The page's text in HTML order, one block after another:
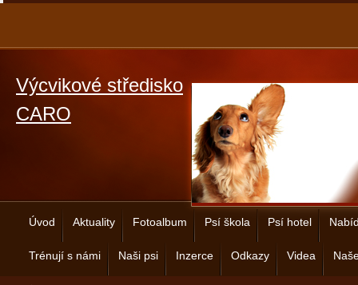
Výcvikové středisko
CARO
Úvod Aktuality Fotoalbum Psí škola Psí hotel
Trénují s námi Naši psi Inzerce Odkazy Videa